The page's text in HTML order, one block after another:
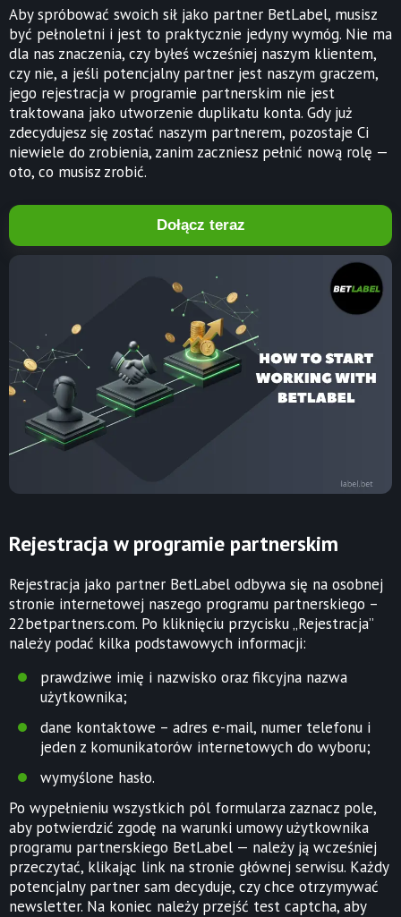
Aby spróbować swoich sił jako partner BetLabel, musisz
być pełnoletni i jest to praktycznie jedyny wymóg. Nie ma
dla nas znaczenia, czy byłeś wcześniej naszym klientem,
czy nie, a jeśli potencjalny partner jest naszym graczem,
jego rejestracja w programie partnerskim nie jest
traktowana jako utworzenie duplikatu konta. Gdy już
zdecydujesz się zostać naszym partnerem, pozostaje Ci
niewiele do zrobienia, zanim zaczniesz pełnić nową rolę —
oto, co musisz zrobić.
Dołącz teraz
Rejestracja w programie partnerskim
Rejestracja jako partner BetLabel odbywa się na osobnej
stronie internetowej naszego programu partnerskiego –
22betpartners.com. Po kliknięciu przycisku „Rejestracja”
należy podać kilka podstawowych informacji:
prawdziwe imię i nazwisko oraz fikcyjna nazwa
użytkownika;
dane kontaktowe – adres e-mail, numer telefonu i
jeden z komunikatorów internetowych do wyboru;
wymyślone hasło.
Po wypełnieniu wszystkich pól formularza zaznacz pole,
aby potwierdzić zgodę na warunki umowy użytkownika
programu partnerskiego BetLabel — należy ją wcześniej
przeczytać, klikając link na stronie głównej serwisu. Każdy
potencjalny partner sam decyduje, czy chce otrzymywać
newsletter. Na koniec należy przejść test captcha, aby